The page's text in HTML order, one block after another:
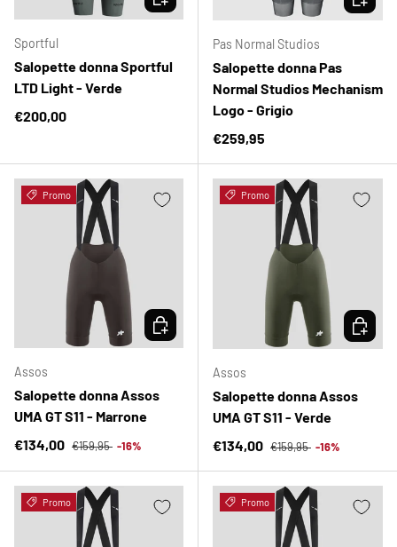
Sportful
Salopette donna Sportful
LTD Light - Verde
Prezzo normale
€200,00
Pas Normal Studios
Salopette donna Pas
Normal Studios Mechanism
Logo - Grigio
Prezzo normale
€259,95
Promo
Assos
Salopette donna Assos
UMA GT S11 - Marrone
Prezzo di vendita
€134,00 Prezzo normale
€159,95 -16%
SCEGLI OPZIONI
Promo
Assos
Salopette donna Assos
UMA GT S11 - Verde
Prezzo di vendita
€134,00 Prezzo normale
€159,95 -16%
SCEGLI
Promo Promo